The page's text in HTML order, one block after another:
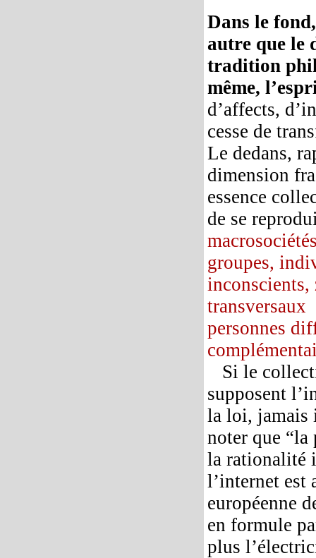
Dans le
autre que le
tradition
même,
d’affects,
cesse de
Le dedans,
dimension
essence
de se
groupes,
inconscients,
personnes
Si le
supposent
la loi, jamais
noter que “la
la rationalité
l’internet est
européenne
en formule
plus